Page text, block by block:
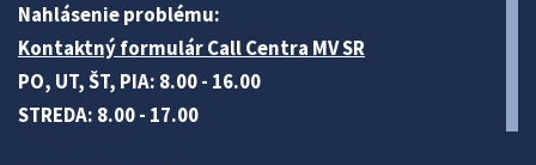
Nahlásenie problému:
Kontaktný formulár Call Centra MV SR
PO, UT, ŠT, PIA: 8.00 - 16.00
STREDA: 8.00 - 17.00